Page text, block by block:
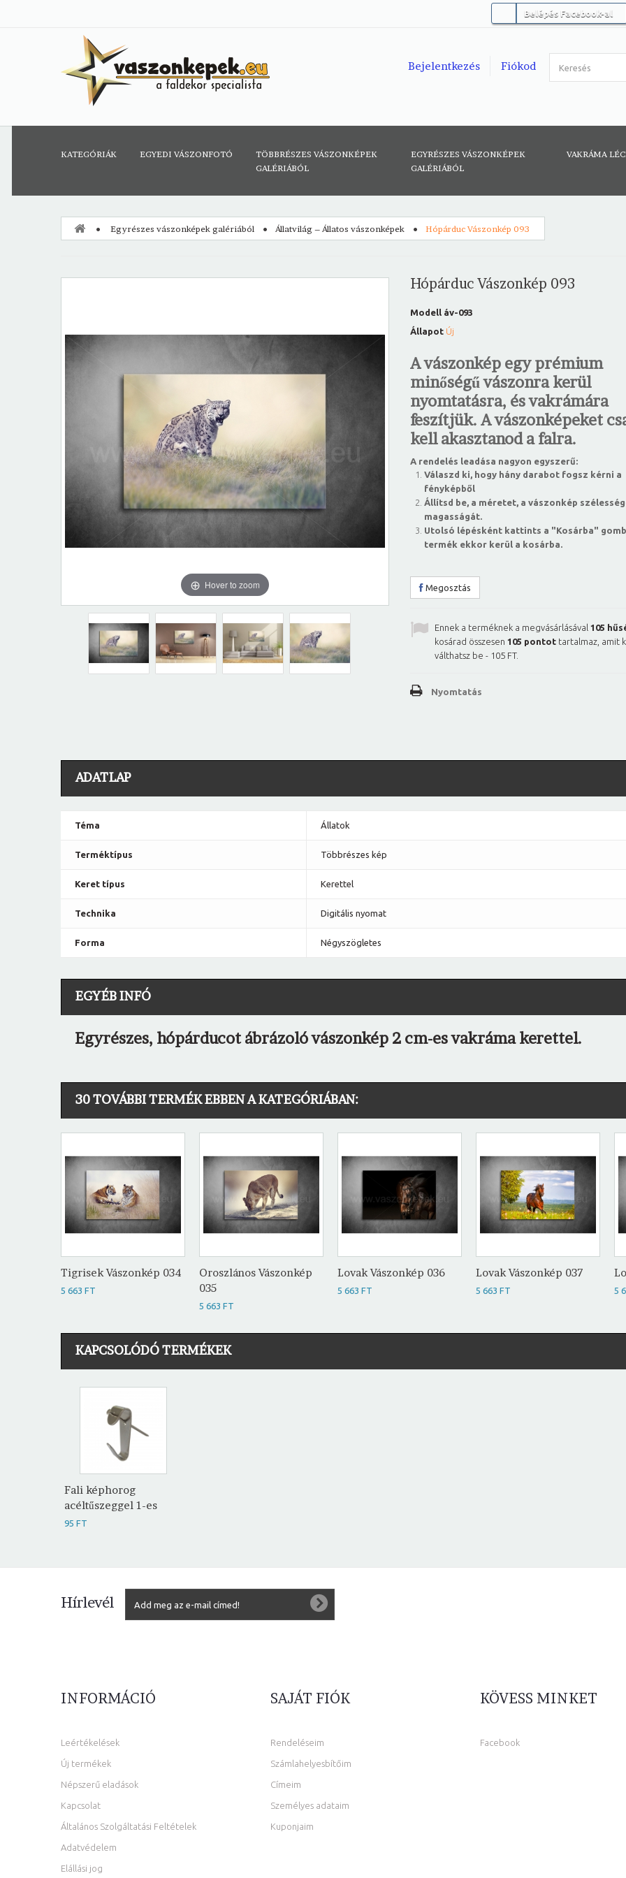
Belépés Facebook-al
Fiókod
Bejelentkezés
KATEGÓRIÁK EGYEDI VÁSZONFOTÓ
TÖBBRÉSZES VÁSZONKÉPEK
GALÉRIÁBÓL
EGYRÉSZES VÁSZONKÉPEK
GALÉRIÁBÓL
VAKRÁMA
Egyrészes vászonképek galériából Állatvilág – Állatos vászonképek Hópárduc Vászonkép 093
Hover to zoom
Hópárduc Vászonkép 093
Modell áv-093
Állapot Új
A vászonkép egy prémium
minőségű vászonra kerül
nyomtatásra, és vakrámára
feszítjük. A vászonképeket
kell akasztanod a falra.
A rendelés leadása nagyon egyszerű:
Válaszd ki, hogy hány darabot fogsz kérni a
fényképből
Állítsd be, a méretet, a vászonkép
magasságát.
Utolsó lépésként kattints a "Kosárba"
termék ekkor kerül a kosárba.
Megosztás
Ennek a terméknek a megvásárlásával 105
kosárad összesen 105 pontot tartalmaz, amit
válthatsz be - 105 FT.
Nyomtatás
ADATLAP
Téma Állatok
Terméktípus Többrészes kép
Keret típus Kerettel
Technika Digitális nyomat
Forma Négyszögletes
EGYÉB INFÓ
Egyrészes, hópárducot ábrázoló vászonkép 2 cm-es vakráma kerettel.
30 TOVÁBBI TERMÉK EBBEN A KATEGÓRIÁBAN:
Tigrisek Vászonkép 034
5 663 FT
Oroszlános Vászonkép
035
5 663 FT
Lovak Vászonkép 036
5 663 FT
Lovak Vászonkép 037
5 663 FT 5
KAPCSOLÓDÓ TERMÉKEK
Fali képhorog
acéltűszeggel 1-es
95 FT
Hírlevél
INFORMÁCIÓ
Leértékelések
Új termékek
Népszerű eladások
Kapcsolat
Általános Szolgáltatási Feltételek
Adatvédelem
Elállási jog
SAJÁT FIÓK
Rendeléseim
Számlahelyesbítőim
Címeim
Személyes adataim
Kuponjaim
KÖVESS MINKET
Facebook